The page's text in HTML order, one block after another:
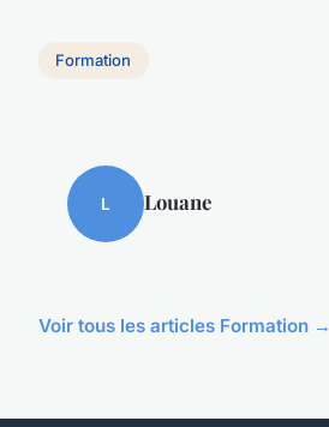
Formation
L Louane
Voir tous les articles Formation →